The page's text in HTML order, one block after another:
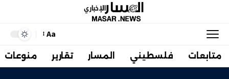
Aa
متابعات فلسطيني المسار تقارير منوعات